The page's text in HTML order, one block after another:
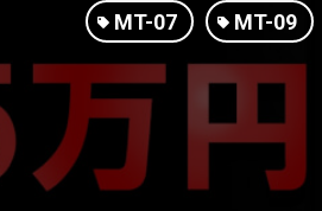
MT-07 MT-09